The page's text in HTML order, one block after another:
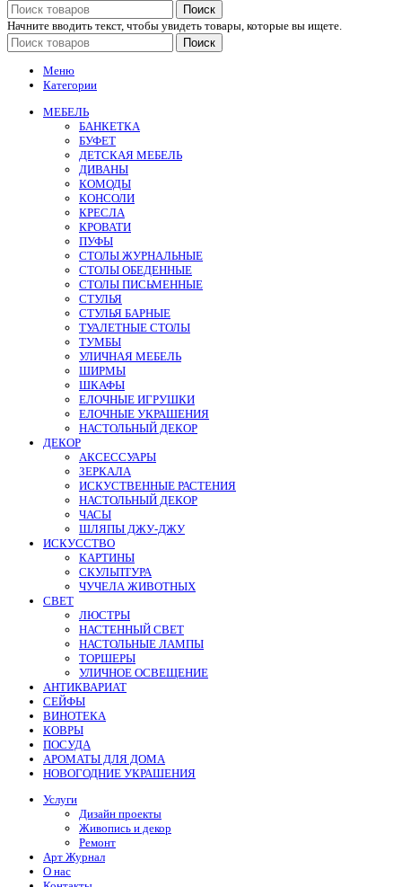
Поиск
Начните вводить текст, чтобы увидеть товары, которые вы ищете.
Поиск
Меню
Категории
МЕБЕЛЬ
БАНКЕТКА
БУФЕТ
ДЕТСКАЯ МЕБЕЛЬ
ДИВАНЫ
КОМОДЫ
КОНСОЛИ
КРЕСЛА
КРОВАТИ
ПУФЫ
СТОЛЫ ЖУРНАЛЬНЫЕ
СТОЛЫ ОБЕДЕННЫЕ
СТОЛЫ ПИСЬМЕННЫЕ
СТУЛЬЯ
СТУЛЬЯ БАРНЫЕ
ТУАЛЕТНЫЕ СТОЛЫ
ТУМБЫ
УЛИЧНАЯ МЕБЕЛЬ
ШИРМЫ
ШКАФЫ
ЕЛОЧНЫЕ ИГРУШКИ
ЕЛОЧНЫЕ УКРАШЕНИЯ
НАСТОЛЬНЫЙ ДЕКОР
ДЕКОР
АКСЕССУАРЫ
ЗЕРКАЛА
ИСКУСТВЕННЫЕ РАСТЕНИЯ
НАСТОЛЬНЫЙ ДЕКОР
ЧАСЫ
ШЛЯПЫ ДЖУ-ДЖУ
ИСКУССТВО
КАРТИНЫ
СКУЛЬПТУРА
ЧУЧЕЛА ЖИВОТНЫХ
СВЕТ
ЛЮСТРЫ
НАСТЕННЫЙ СВЕТ
НАСТОЛЬНЫЕ ЛАМПЫ
ТОРШЕРЫ
УЛИЧНОЕ ОСВЕЩЕНИЕ
АНТИКВАРИАТ
СЕЙФЫ
ВИНОТЕКА
КОВРЫ
ПОСУДА
АРОМАТЫ ДЛЯ ДОМА
НОВОГОДНИЕ УКРАШЕНИЯ
Услуги
Дизайн проекты
Живопись и декор
Ремонт
Арт Журнал
О нас